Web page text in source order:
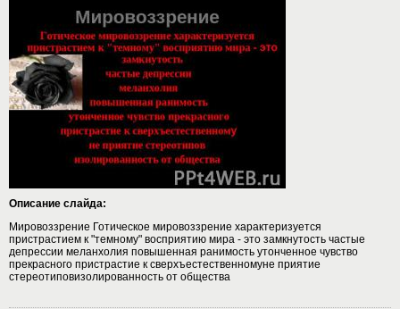
Описание слайда:
Мировоззрение Готическое мировоззрение характеризуется
пристрастием к "темному" восприятию мира - это замкнутость частые
депрессии меланхолия повышенная ранимость утонченное чувство
прекрасного пристрастие к сверхъестественномуне приятие
стереотиповизолированность от общества